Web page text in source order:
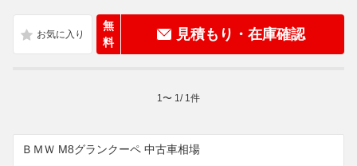
無
料
見積もり・在庫確認
1 〜 1 / 1 件
ＢＭＷ M8グランクーペ 中古車相場